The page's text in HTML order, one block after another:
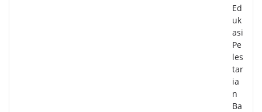
Ed
uk
asi
Pe
les
tar
ia
n
Ba